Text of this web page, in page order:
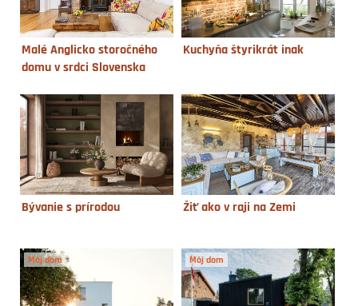
Malé Anglicko storočného
domu v srdci Slovenska
Kuchyňa štyrikrát inak
Bývanie s prírodou Žiť ako v raji na Zemi
Môj dom Môj dom